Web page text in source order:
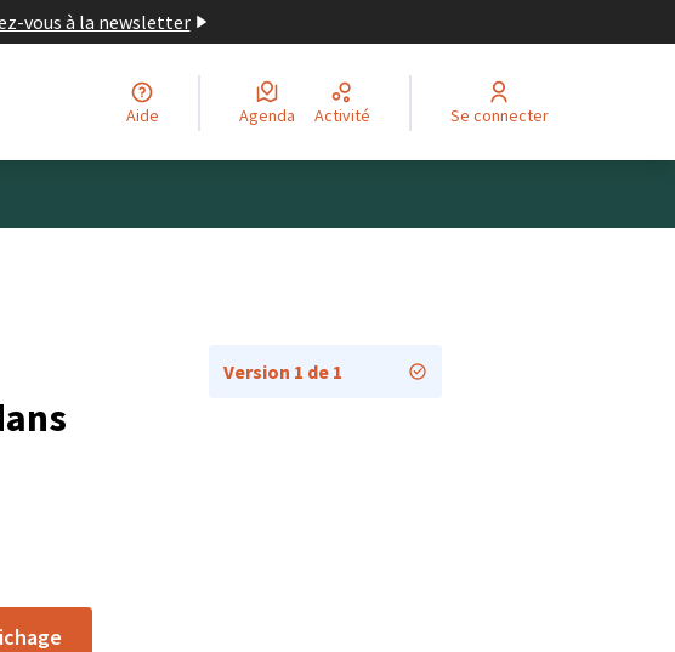
vous à la newsletter
Aide Agenda Activité Se connecter
Version 1 de 1